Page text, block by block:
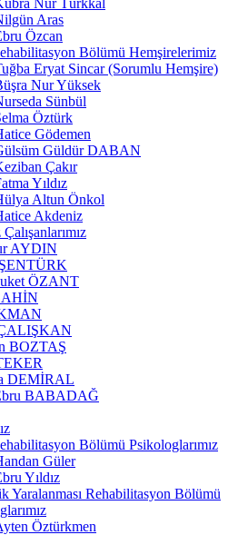
Aras
Özcan
Bölümü Hemşirelerimiz
Eryat Sincar (Sorumlu Hemşire)
Nur Yüksek
Sünbül
Öztürk
Gödemen
Güldür DABAN
Çakır
Yıldız
Altun Önkol
Akdeniz
AYDIN
ÖZANT
BOZTAŞ
DEMİRAL
BABADAĞ
Bölümü Psikologlarımız
Güler
Yıldız
Yaralanması Rehabilitasyon Bölümü
Öztürkmen